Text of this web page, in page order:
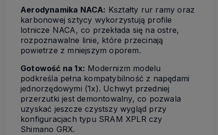
Aerodynamika NACA: Kształty rur ramy oraz
karbonowej sztycy wykorzystują profile
lotnicze NACA, co przekłada się na ostre,
rozpoznawalne linie, które przecinają
powietrze z mniejszym oporem.
Gotowość na 1x: Modernizm modelu
podkreśla pełna kompatybilność z napędami
jednorzędowymi (1x). Uchwyt przedniej
przerzutki jest demontowalny, co pozwala
uzyskać jeszcze czystszy wygląd przy
konfiguracjach typu SRAM XPLR czy
Shimano GRX.